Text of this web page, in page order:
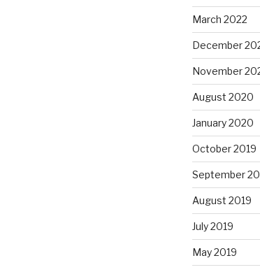
March 2022
December
November
August 2020
January 2020
October 2019
September
August 2019
July 2019
May 2019